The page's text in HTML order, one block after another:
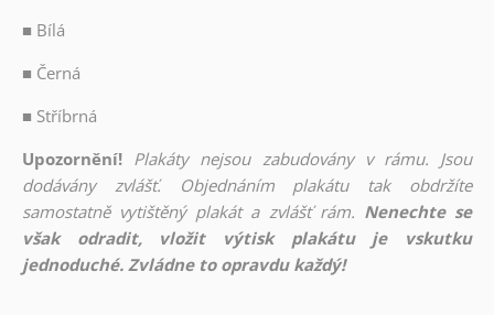
■ Bílá
■ Černá
■ Stříbrná
Upozornění! Plakáty nejsou zabudovány v rámu. Jsou
dodávány zvlášť. Objednáním plakátu tak obdržíte
samostatně vytištěný plakát a zvlášť rám. Nenechte se
však odradit, vložit výtisk plakátu je vskutku
jednoduché. Zvládne to opravdu každý!